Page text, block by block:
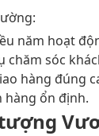
năm hoạt
chăm sóc
hàng đúng
hàng ổn định.